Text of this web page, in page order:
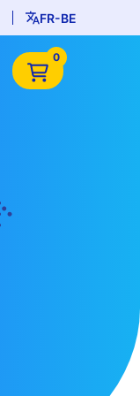
FR-BE
0